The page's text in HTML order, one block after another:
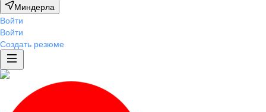
Миндерла
Войти
Войти
Создать резюме